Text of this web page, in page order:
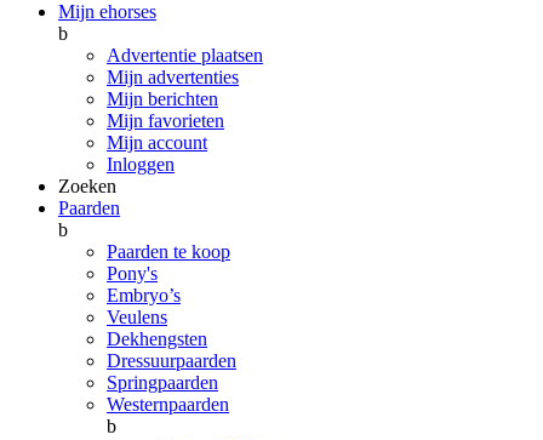
Mijn ehorses
b
Advertentie plaatsen
Mijn advertenties
Mijn berichten
Mijn favorieten
Mijn account
Inloggen
Zoeken
Paarden
b
Paarden te koop
Pony's
Embryo’s
Veulens
Dekhengsten
Dressuurpaarden
Springpaarden
Westernpaarden
b